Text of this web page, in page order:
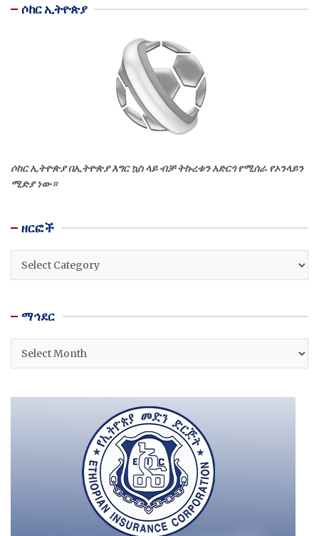
ሶከር ኢትዮጵያ
ሶከር ኢትዮጵያ በኢትዮጵያ እግር ኳስ ላይ ብቻ ትኩረቱን አድርጎ የሚሰራ የኦንላይን
ሚድያ ነው።
ዘርፎች
ዘርፎች
ማኅደር
ማኅደር